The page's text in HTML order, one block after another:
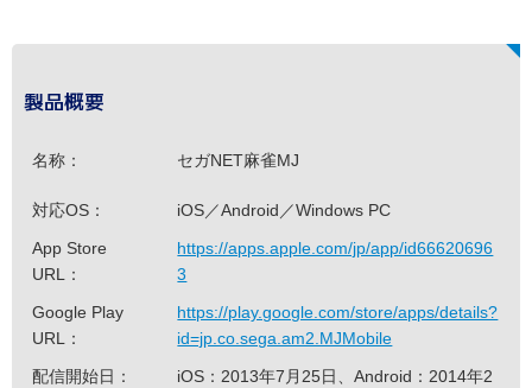
製品概要
名称： セガNET麻雀MJ
対応OS：
iOS／Android／Windows PC
App Store
URL：
https://apps.apple.com/jp/app/id66620696
3
Google Play
URL：
https://play.google.com/store/apps/details?
id=jp.co.sega.am2.MJMobile
配信開始日：
iOS：2013年7月25日、Android：2014年2